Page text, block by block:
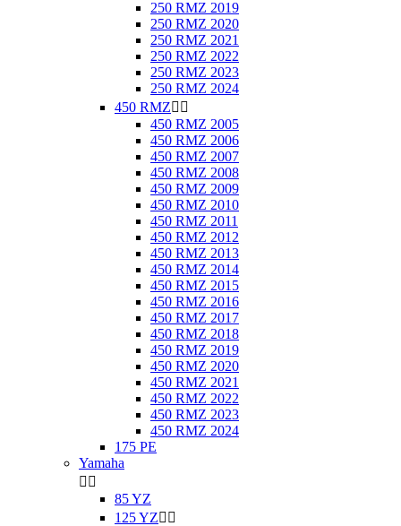
250 RMZ 2019
250 RMZ 2020
250 RMZ 2021
250 RMZ 2022
250 RMZ 2023
250 RMZ 2024
450 RMZ 
450 RMZ 2005
450 RMZ 2006
450 RMZ 2007
450 RMZ 2008
450 RMZ 2009
450 RMZ 2010
450 RMZ 2011
450 RMZ 2012
450 RMZ 2013
450 RMZ 2014
450 RMZ 2015
450 RMZ 2016
450 RMZ 2017
450 RMZ 2018
450 RMZ 2019
450 RMZ 2020
450 RMZ 2021
450 RMZ 2022
450 RMZ 2023
450 RMZ 2024
175 PE
Yamaha
 
85 YZ
125 YZ 